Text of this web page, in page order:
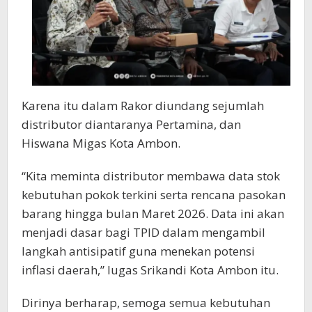
Karena itu dalam Rakor diundang sejumlah
distributor diantaranya Pertamina, dan
Hiswana Migas Kota Ambon.
“Kita meminta distributor membawa data stok
kebutuhan pokok terkini serta rencana pasokan
barang hingga bulan Maret 2026. Data ini akan
menjadi dasar bagi TPID dalam mengambil
langkah antisipatif guna menekan potensi
inflasi daerah,” lugas Srikandi Kota Ambon itu.
Dirinya berharap, semoga semua kebutuhan